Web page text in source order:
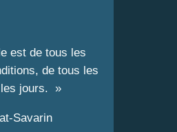
est de tous les
de tous les
jours. »
Savarin